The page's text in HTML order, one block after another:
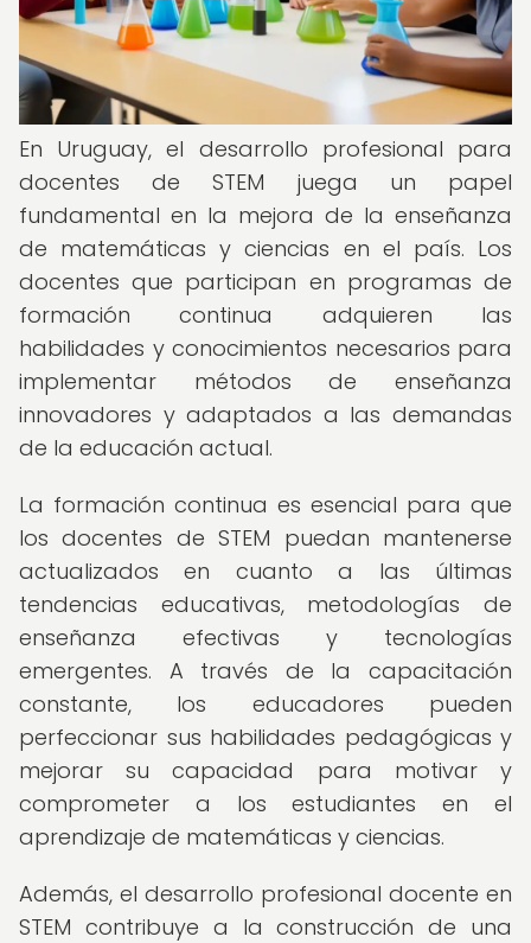
En Uruguay, el desarrollo profesional para
docentes de STEM juega un papel
fundamental en la mejora de la enseñanza
de matemáticas y ciencias en el país. Los
docentes que participan en programas de
formación continua adquieren las
habilidades y conocimientos necesarios para
implementar métodos de enseñanza
innovadores y adaptados a las demandas
de la educación actual.
La formación continua es esencial para que
los docentes de STEM puedan mantenerse
actualizados en cuanto a las últimas
tendencias educativas, metodologías de
enseñanza efectivas y tecnologías
emergentes. A través de la capacitación
constante, los educadores pueden
perfeccionar sus habilidades pedagógicas y
mejorar su capacidad para motivar y
comprometer a los estudiantes en el
aprendizaje de matemáticas y ciencias.
Además, el desarrollo profesional docente en
STEM contribuye a la construcción de una